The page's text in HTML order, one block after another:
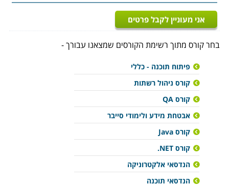
אני מעוניין לקבל פרטים
בחר קורס מתוך רשימת הקורסים שמצאנו עבורך -
פיתוח תוכנה - כללי
קורס ניהול רשתות
קורס QA
אבטחת מידע ולימודי סייבר
קורס Java
קורס NET.
הנדסאי אלקטרוניקה
הנדסאי תוכנה